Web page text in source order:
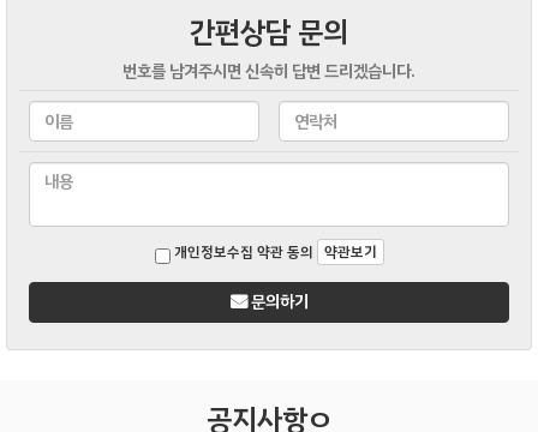
간편상담 문의
번호를 남겨주시면 신속히 답변 드리겠습니다.
개인정보수집 약관 동의 약관보기
문의하기
공지사항ㅇ